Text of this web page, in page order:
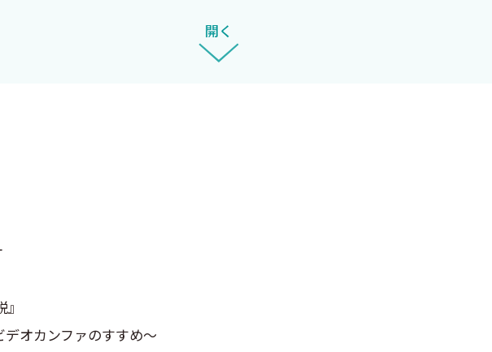
て特殊な診療科でなく、すべての臨床医が心療内科的な視点を持つことで、
ま本書全体のメッセージを象徴する。本書は、日々の臨床に迷いや行き詰ま
外の医療従事者にも分かりやすく解説した一冊です。精神科との違いを明
です。これは、患者の身体的・心理的・社会的な側面が複雑に絡み合って病
モデル）に基づいています。過敏性腸症候群や片頭痛など、さまざまな心身
スや心理社会的要因が詳細に分析されています。治療の成功には、患者と医
いる内科ですが，「心理療法」と聞くと難しく感じるかもしれませんが，明
現状や心療内科医の本音を知っていただきたいという思いからコラムも随所
り理解しやすい内容となるよう工夫しました．
ることを願っております．
に立ち，患者さんとのより良い関係構築の一助となることを願ってやみませ
開く
オカンファのすすめ〜